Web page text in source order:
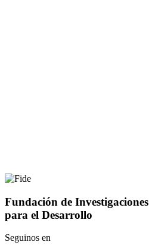
Fundación de Investigaciones
para el Desarrollo
Seguinos en